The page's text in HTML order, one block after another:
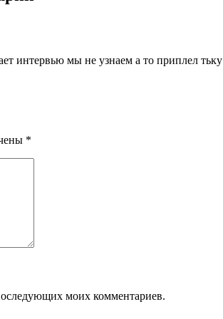
интервью мы не узнаем а то приплел тьку
*
моих комментариев.